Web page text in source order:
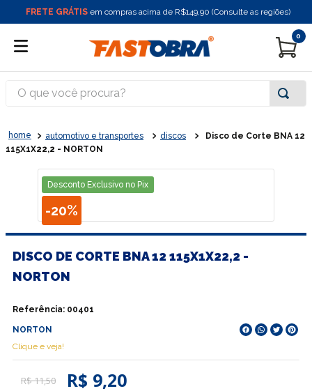
FRETE GRÁTIS em compras acima de R$149,90 (Consulte as regiões)
0
O que você procura?
automotivo e transportes discos
Disco de Corte BNA 12
115X1X22,2 - NORTON
Desconto Exclusivo no Pix
-20%
DISCO DE CORTE BNA 12 115X1X22,2 -
NORTON
Referência: 00401
NORTON
Clique e veja!
R$11,50 R$ 9,20